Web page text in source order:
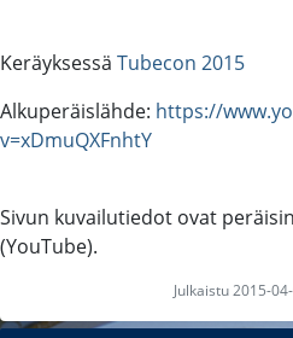
Keräyksessä Tubecon 2015
Alkuperäislähde: https://
v=xDmuQXFnhtY
Sivun kuvailutiedot ovat
(YouTube).
Julkaistu 2015-